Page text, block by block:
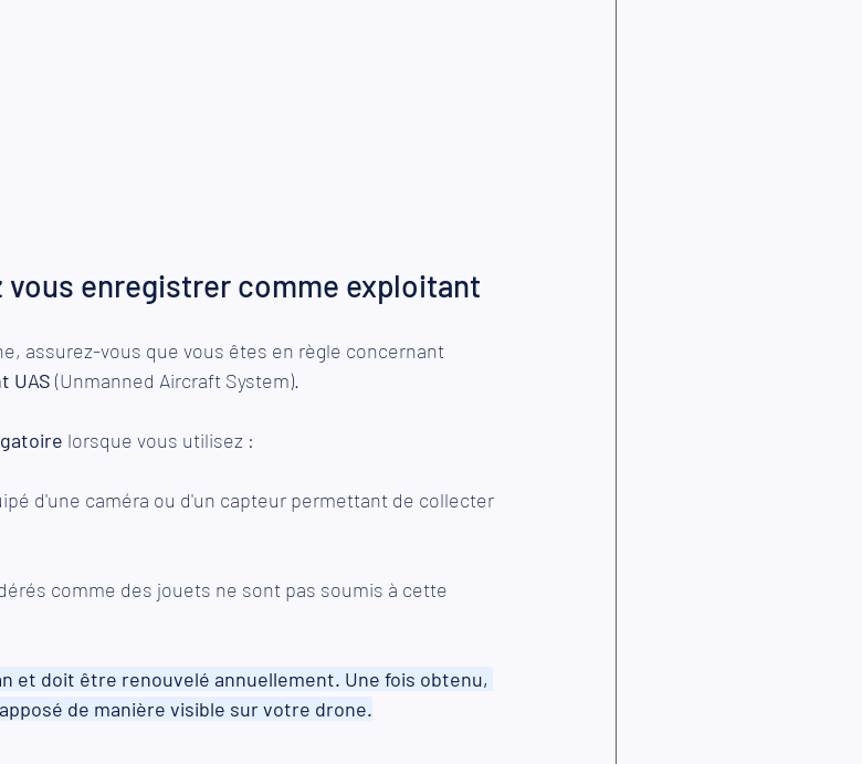
vous enregistrer comme exploitant
assurez-vous que vous êtes en règle concernant
UAS (Unmanned Aircraft System).
lorsque vous utilisez :
d'une caméra ou d'un capteur permettant de collecter
comme des jouets ne sont pas soumis à cette
et doit être renouvelé annuellement. Une fois obtenu,
de manière visible sur votre drone.